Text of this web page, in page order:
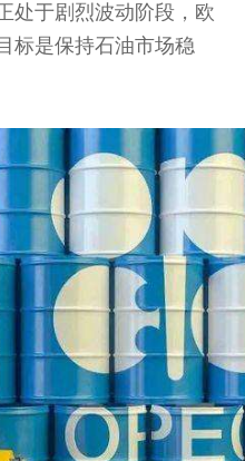
处于剧烈波动阶段，欧
标是保持石油市场稳